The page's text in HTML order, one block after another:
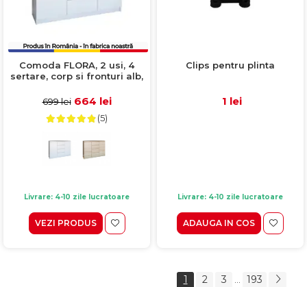
Comoda FLORA, 2 usi, 4
sertare, corp si fronturi alb,
699 lei 664 lei
(5)
Livrare: 4-10 zile lucratoare
VEZI PRODUS
Clips pentru plinta
1 lei
Livrare: 4-10 zile lucratoare
ADAUGA IN COS
1 2 3 193